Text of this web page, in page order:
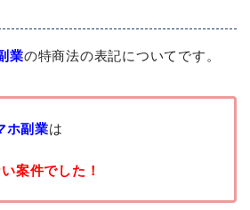
業の特商法の表記についてです。
ホ副業は
案件でした！